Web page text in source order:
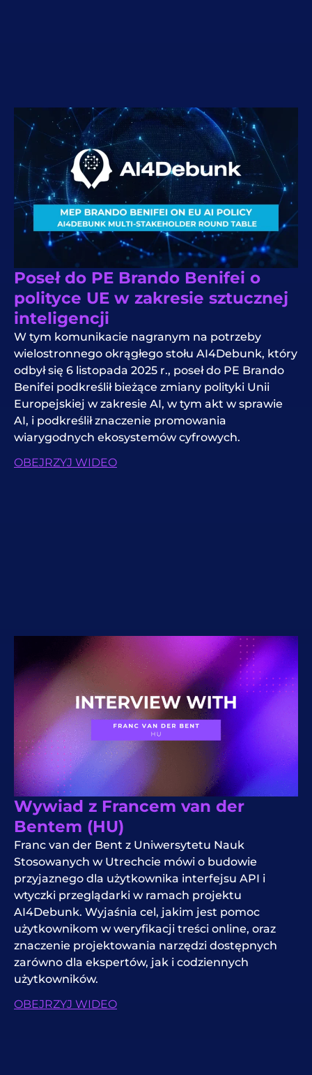
Poseł do PE Brando Benifei o
polityce UE w zakresie sztucznej
inteligencji
W tym komunikacie nagranym na potrzeby
wielostronnego okrągłego stołu AI4Debunk, który
odbył się 6 listopada 2025 r., poseł do PE Brando
Benifei podkreślił bieżące zmiany polityki Unii
Europejskiej w zakresie AI, w tym akt w sprawie
AI, i podkreślił znaczenie promowania
wiarygodnych ekosystemów cyfrowych.
OBEJRZYJ WIDEO
Wywiad z Francem van der
Bentem (HU)
Franc van der Bent z Uniwersytetu Nauk
Stosowanych w Utrechcie mówi o budowie
przyjaznego dla użytkownika interfejsu API i
wtyczki przeglądarki w ramach projektu
AI4Debunk. Wyjaśnia cel, jakim jest pomoc
użytkownikom w weryfikacji treści online, oraz
znaczenie projektowania narzędzi dostępnych
zarówno dla ekspertów, jak i codziennych
użytkowników.
OBEJRZYJ WIDEO